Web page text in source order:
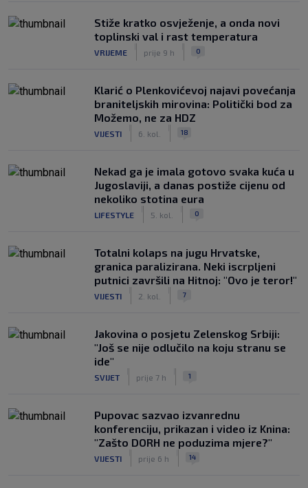
Stiže kratko osvježenje, a onda novi
toplinski val i rast temperatura
VRIJEME prije 9 h 0
Klarić o Plenkovićevoj najavi povećanja
braniteljskih mirovina: Politički bod za
Možemo, ne za HDZ
VIJESTI 6. kol. 18
Nekad ga je imala gotovo svaka kuća u
Jugoslaviji, a danas postiže cijenu od
nekoliko stotina eura
LIFESTYLE 5. kol. 0
Totalni kolaps na jugu Hrvatske,
granica paralizirana. Neki iscrpljeni
putnici završili na Hitnoj: "Ovo je teror!"
VIJESTI 2. kol. 7
Jakovina o posjetu Zelenskog Srbiji:
"Još se nije odlučilo na koju stranu se
ide"
SVIJET prije 7 h 1
Pupovac sazvao izvanrednu
konferenciju, prikazan i video iz Knina:
"Zašto DORH ne poduzima mjere?"
VIJESTI prije 6 h 14